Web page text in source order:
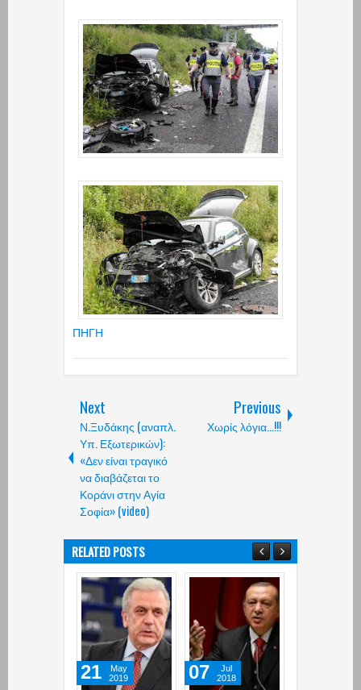
ΠΗΓΗ
Next
Ν.Ξυδάκης (αναπλ.
Υπ. Εξωτερικών):
«Δεν είναι τραγικό
να διαβάζεται το
Κοράνι στην Αγία
Σοφία» (video)
Previous
Χωρίς λόγια...!!!
RELATED POSTS
21
May
2019
07
Jul
2018